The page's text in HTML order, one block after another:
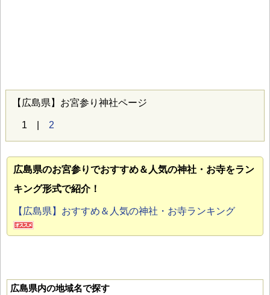
【広島県】お宮参り神社ページ
1 | 2
広島県のお宮参りでおすすめ＆人気の神社・お寺をラン
キング形式で紹介！
【広島県】おすすめ＆人気の神社・お寺ランキング
広島県内の地域名で探す